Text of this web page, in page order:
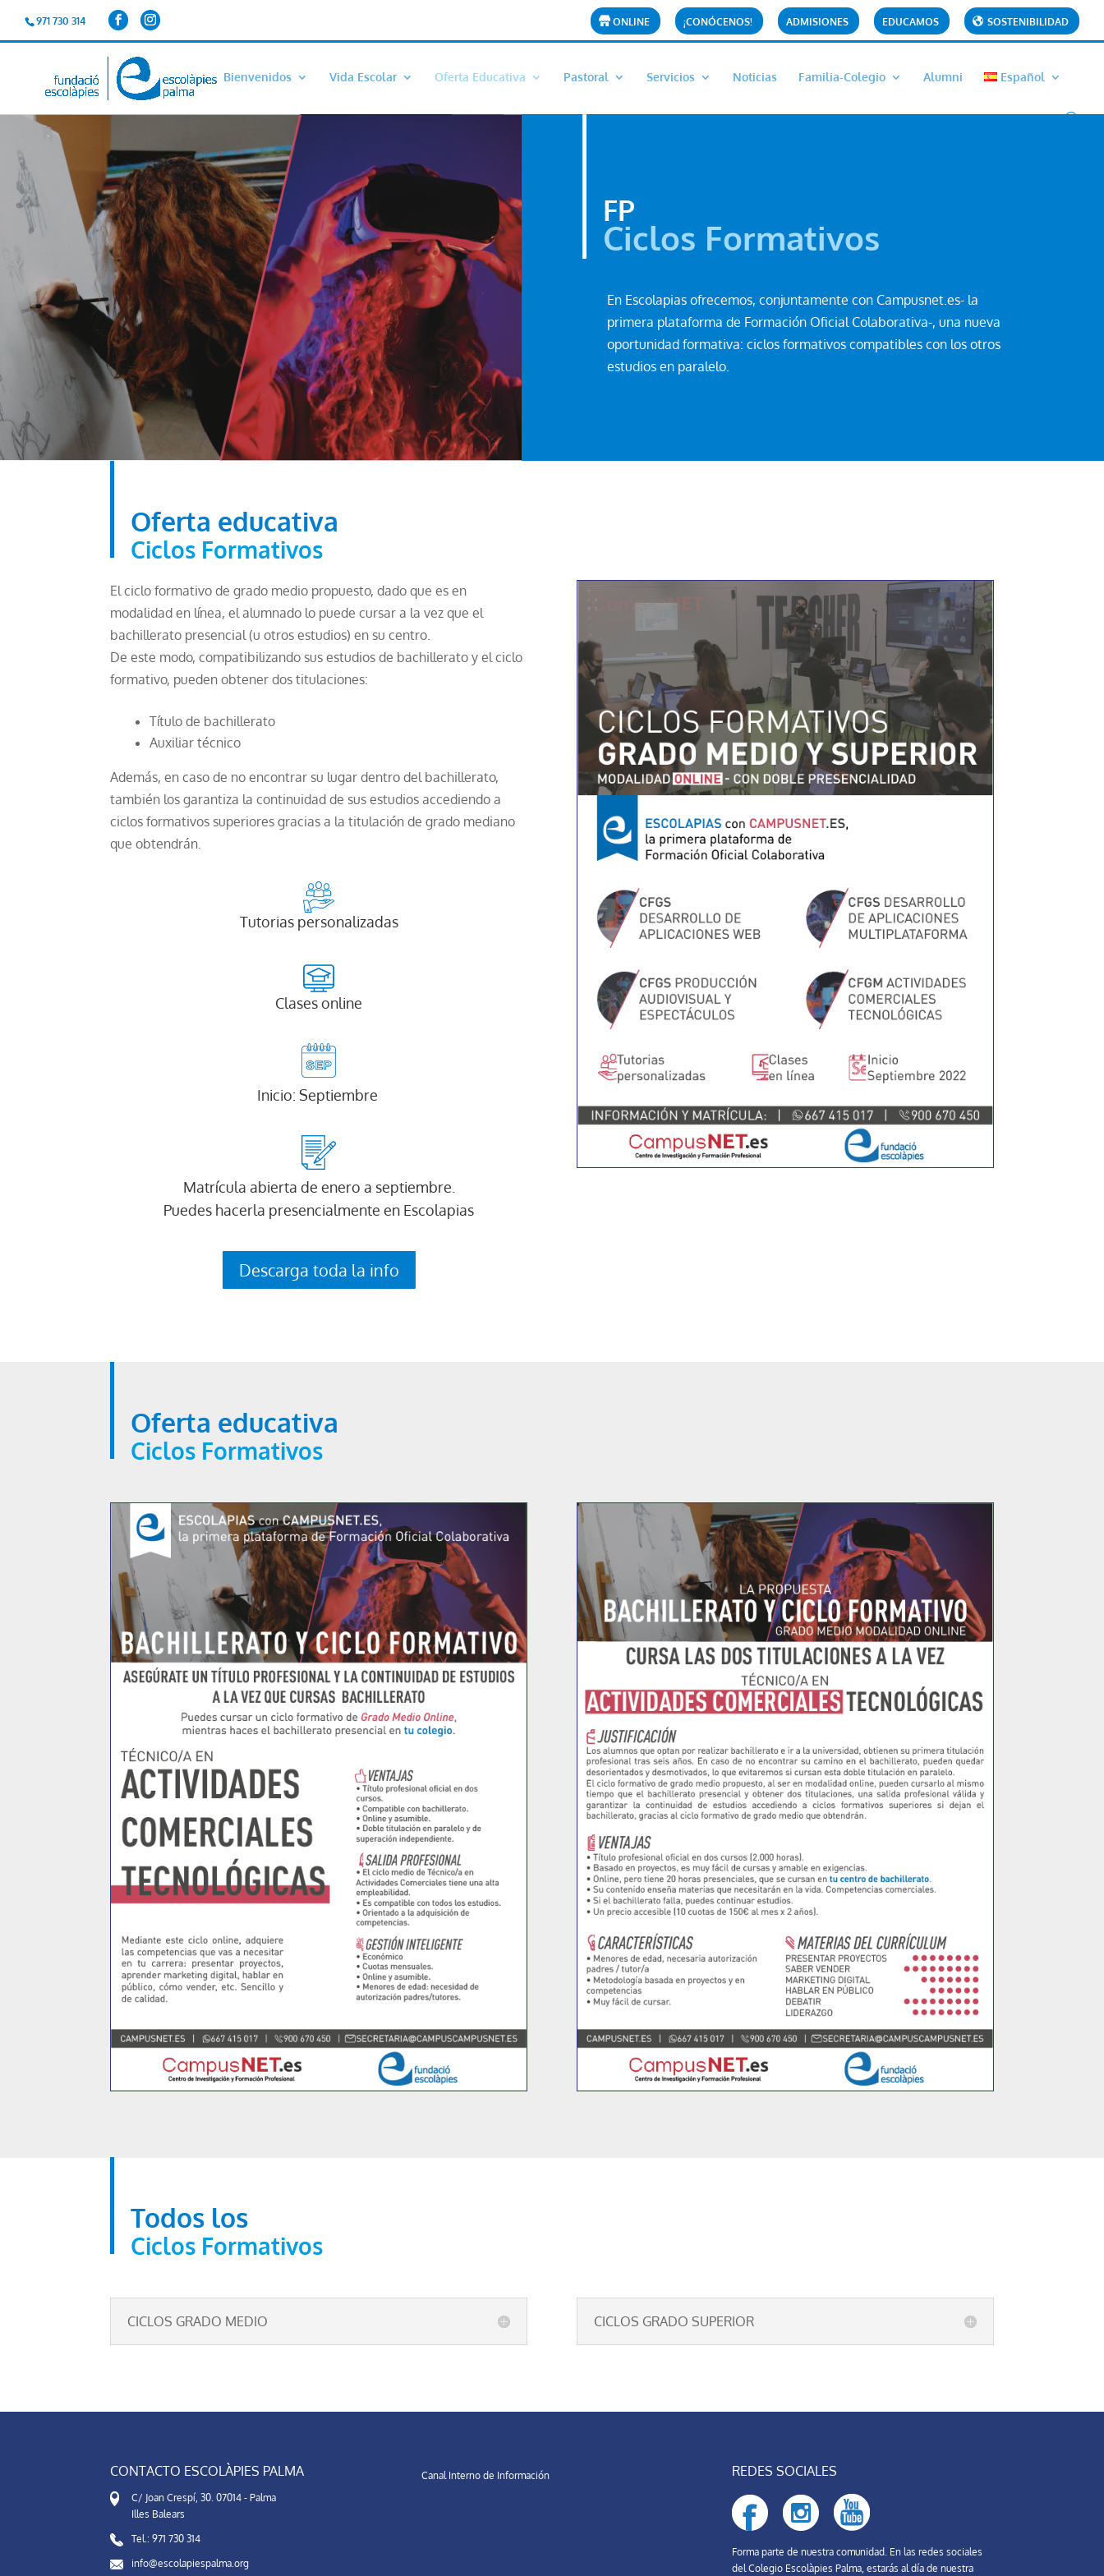
971 730 314 ONLINE ¡CONÓCENOS! ADMISIONES EDUCAMOS SOSTENIBILIDAD
Bienvenidos Vida Escolar Oferta Educativa Pastoral Servicios Noticias Familia-Colegio Alumni Español
FP
Ciclos Formativos
En Escolapias ofrecemos, conjuntamente con Campusnet.es- la
primera plataforma de Formación Oficial Colaborativa-, una nueva
oportunidad formativa: ciclos formativos compatibles con los otros
estudios en paralelo.
Oferta educativa
Ciclos Formativos
El ciclo formativo de grado medio propuesto, dado que es en
modalidad en línea, el alumnado lo puede cursar a la vez que el
bachillerato presencial (u otros estudios) en su centro.
De este modo, compatibilizando sus estudios de bachillerato y el ciclo
formativo, pueden obtener dos titulaciones:
Título de bachillerato
Auxiliar técnico
Además, en caso de no encontrar su lugar dentro del bachillerato,
también los garantiza la continuidad de sus estudios accediendo a
ciclos formativos superiores gracias a la titulación de grado mediano
que obtendrán.
Tutorias personalizadas
Clases online
Inicio: Septiembre
Matrícula abierta de enero a septiembre.
Puedes hacerla presencialmente en Escolapias
Descarga toda la info
Oferta educativa
Ciclos Formativos
Todos los
Ciclos Formativos
CICLOS GRADO MEDIO CICLOS GRADO SUPERIOR
CONTACTO ESCOLÀPIES PALMA
C/ Joan Crespí, 30. 07014 - Palma
Illes Balears
Tel.: 971 730 314
info@escolapiespalma.org
Canal Interno de Información REDES SOCIALES
Forma parte de nuestra comunidad. En las redes sociales
del Colegio Escolàpies Palma, estarás al día de nuestra